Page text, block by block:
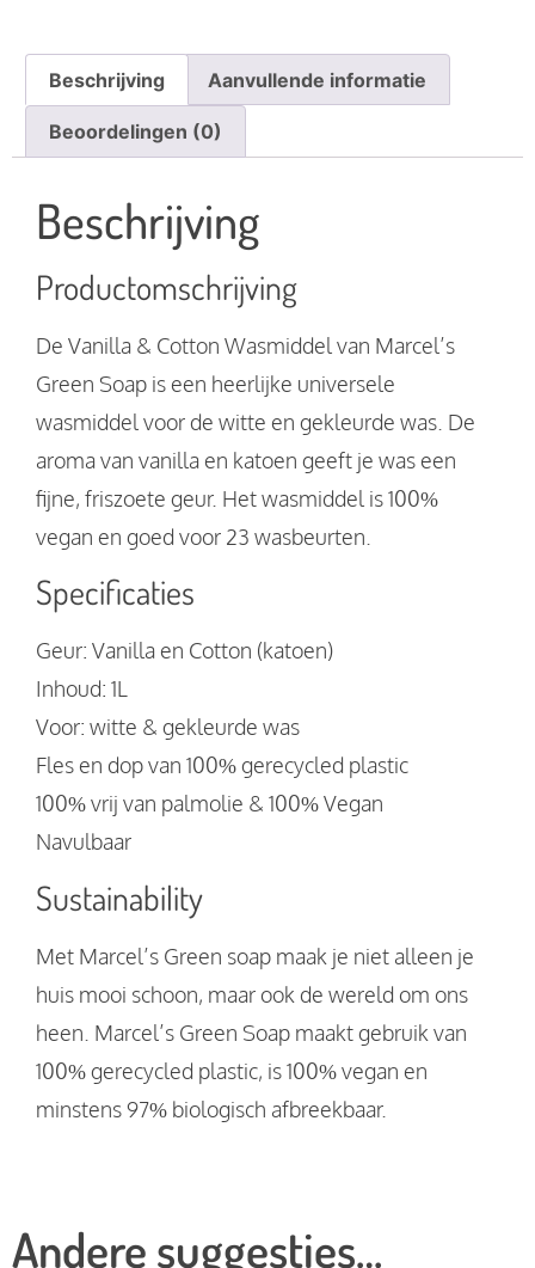
Beschrijving Aanvullende informatie
Beoordelingen (0)
Beschrijving
Productomschrijving
De Vanilla & Cotton Wasmiddel van Marcel’s
Green Soap is een heerlijke universele
wasmiddel voor de witte en gekleurde was. De
aroma van vanilla en katoen geeft je was een
fijne, friszoete geur. Het wasmiddel is 100%
vegan en goed voor 23 wasbeurten.
Specificaties
Geur: Vanilla en Cotton (katoen)
Inhoud: 1L
Voor: witte & gekleurde was
Fles en dop van 100% gerecycled plastic
100% vrij van palmolie & 100% Vegan
Navulbaar
Sustainability
Met Marcel’s Green soap maak je niet alleen je
huis mooi schoon, maar ook de wereld om ons
heen. Marcel’s Green Soap maakt gebruik van
100% gerecycled plastic, is 100% vegan en
minstens 97% biologisch afbreekbaar.
Andere suggesties…